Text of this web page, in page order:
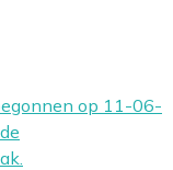
op 11-06-